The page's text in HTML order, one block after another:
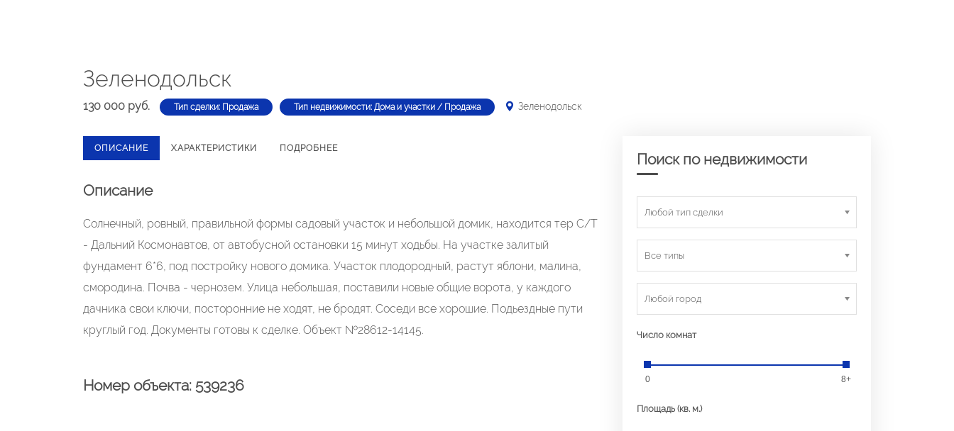
Зеленодольск
130 000 руб. Тип сделки: Продажа Тип недвижимости: Дома и участки / Продажа Зеленодольск
ОПИСАНИЕ ХАРАКТЕРИСТИКИ ПОДРОБНЕЕ
Описание
Солнечный, ровный, правильной формы садовый участок и небольшой домик, находится тер С/Т
- Дальний Космонавтов, от автобусной остановки 15 минут ходьбы. На участке залитый
фундамент 6*6, под постройку нового домика. Участок плодородный, растут яблони, малина,
смородина. Почва - чернозем. Улица небольшая, поставили новые общие ворота, у каждого
дачника свои ключи, посторонние не ходят, не бродят. Соседи все хорошие. Подьездные пути
круглый год. Документы готовы к сделке. Объект №28612-14145.
Номер объекта: 539236
Поиск по недвижимости
Любой тип сделки
Все типы
Любой город
Число комнат
0 8+
Площадь (кв. м.)